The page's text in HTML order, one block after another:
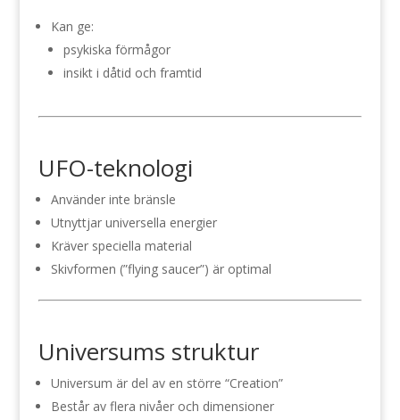
Kan ge:
psykiska förmågor
insikt i dåtid och framtid
UFO-teknologi
Använder inte bränsle
Utnyttjar universella energier
Kräver speciella material
Skivformen (”flying saucer”) är optimal
Universums struktur
Universum är del av en större “Creation”
Består av flera nivåer och dimensioner